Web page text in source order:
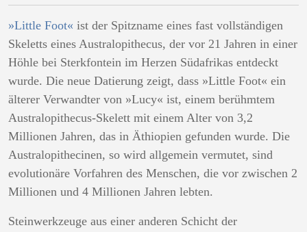
»Little Foot« ist der Spitzname eines fast vollständigen
Skeletts eines Australopithecus, der vor 21 Jahren in einer
Höhle bei Sterkfontein im Herzen Südafrikas entdeckt
wurde. Die neue Datierung zeigt, dass »Little Foot« ein
älterer Verwandter von »Lucy« ist, einem berühmtem
Australopithecus-Skelett mit einem Alter von 3,2
Millionen Jahren, das in Äthiopien gefunden wurde. Die
Australopithecinen, so wird allgemein vermutet, sind
evolutionäre Vorfahren des Menschen, die vor zwischen 2
Millionen und 4 Millionen Jahren lebten.
Steinwerkzeuge aus einer anderen Schicht der